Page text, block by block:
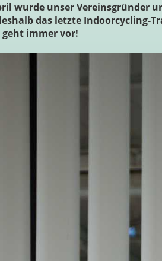
wurde unser Vereinsgründer
das letzte Indoorcycling-
immer vor!